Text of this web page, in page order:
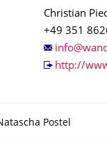
Christian
+49
http://
Postel